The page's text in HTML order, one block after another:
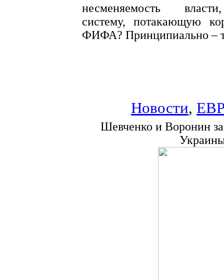
несменяемость
систему, потакающую
ФИФА? Принципиально –
Новости,
Шевченко и Воронин